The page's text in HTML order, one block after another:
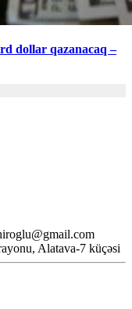
dollar qazanacaq –
Alatava-7 küçəsi